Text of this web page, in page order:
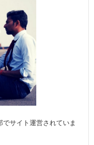
サイト運営されていま